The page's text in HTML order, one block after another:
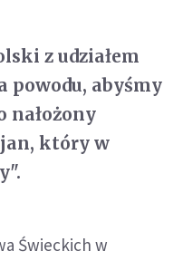
z udziałem
powodu, abyśmy
nałożony
który w
Świeckich w